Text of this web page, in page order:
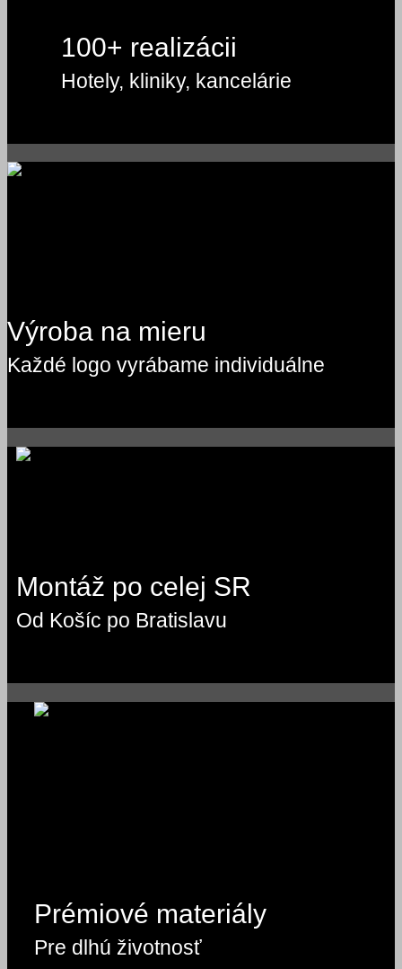
100+ realizácii
Hotely, kliniky, kancelárie
Výroba na mieru
Každé logo vyrábame individuálne
Montáž po celej SR
Od Košíc po Bratislavu
Prémiové materiály
Pre dlhú životnosť